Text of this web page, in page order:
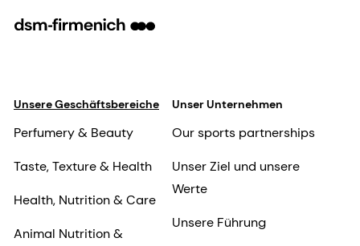
Unsere Geschäftsbereiche
Perfumery & Beauty
Taste, Texture & Health
Health, Nutrition & Care
Animal Nutrition &
Unser Unternehmen
Our sports partnerships
Unser Ziel und unsere
Werte
Unsere Führung